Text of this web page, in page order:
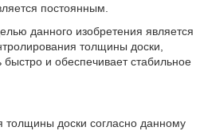
постоянным.
данного изобретения является
толщины доски,
быстро и обеспечивает стабильное
толщины доски согласно данному